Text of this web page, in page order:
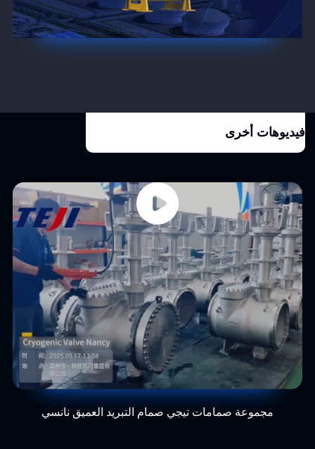
فيديوهات أخرى
مجموعة صمامات تيجي صمام التبريد العميق نانسي